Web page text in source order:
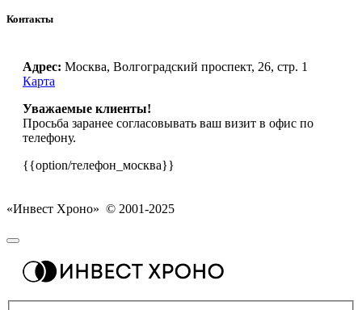
Контакты
Адрес: Москва, Волгоградский проспект, 26, стр. 1
Карта
Уважаемые клиенты!
Просьба заранее согласовывать ваш визит в офис по
телефону.
{{option/телефон_москва}}
«Инвест Хроно» © 2001-2025